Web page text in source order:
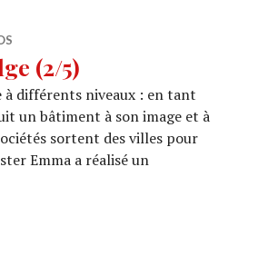
(2/5)
à différents niveaux : en tant
un bâtiment à son image et à
sortent des villes pour
Emma a réalisé un
URBAIN (18/25) : Royale Belge (2/5)